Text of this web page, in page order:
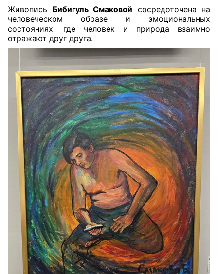
Живопись Бибигуль Смаковой сосредоточена на
человеческом образе и эмоциональных
состояниях, где человек и природа взаимно
отражают друг друга.